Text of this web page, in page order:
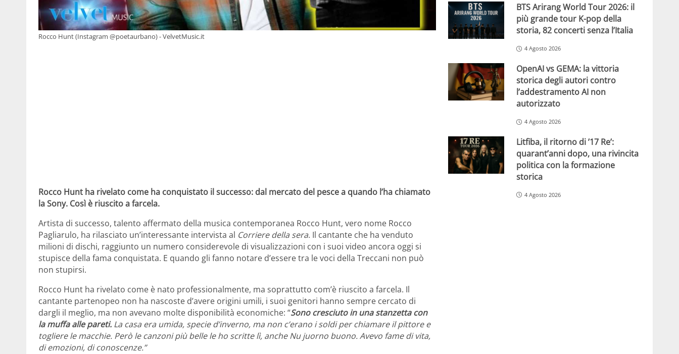
Rocco Hunt (Instagram @poetaurbano) - VelvetMusic.it
Rocco Hunt ha rivelato come ha conquistato il successo: dal mercato del pesce a quando l’ha chiamato
la Sony. Così è riuscito a farcela.
Artista di successo, talento affermato della musica contemporanea Rocco Hunt, vero nome Rocco
Pagliarulo, ha rilasciato un’interessante intervista al Corriere della sera. Il cantante che ha venduto
milioni di dischi, raggiunto un numero considerevole di visualizzazioni con i suoi video ancora oggi si
stupisce della fama conquistata. E quando gli fanno notare d’essere tra le voci della Treccani non può
non stupirsi.
Rocco Hunt ha rivelato come è nato professionalmente, ma soprattutto com’è riuscito a farcela. Il
cantante partenopeo non ha nascoste d’avere origini umili, i suoi genitori hanno sempre cercato di
dargli il meglio, ma non avevano molte disponibilità economiche: “Sono cresciuto in una stanzetta con
la muffa alle pareti. La casa era umida, specie d’inverno, ma non c’erano i soldi per chiamare il pittore e
togliere le macchie. Però le canzoni più belle le ho scritte lì, anche Nu juorno buono. Avevo fame di vita,
di emozioni, di conoscenze.”
BTS Arirang World Tour 2026: il
più grande tour K-pop della
storia, 82 concerti senza l’Italia
4 Agosto 2026
OpenAI vs GEMA: la vittoria
storica degli autori contro
l’addestramento AI non
autorizzato
4 Agosto 2026
Litfiba, il ritorno di ’17 Re’:
quarant’anni dopo, una rivincita
politica con la formazione
storica
4 Agosto 2026